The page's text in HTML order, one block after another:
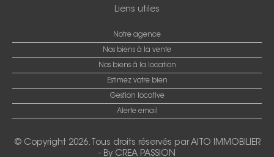
Liens utiles
Notre agence
Nos biens à la vente
Nos biens à la location
Estimez votre bien
Gestion locative
Alerte email
© Copyright 2026. Tous droits réservés parAITO IMMOBILIER
- By CREA PASSION